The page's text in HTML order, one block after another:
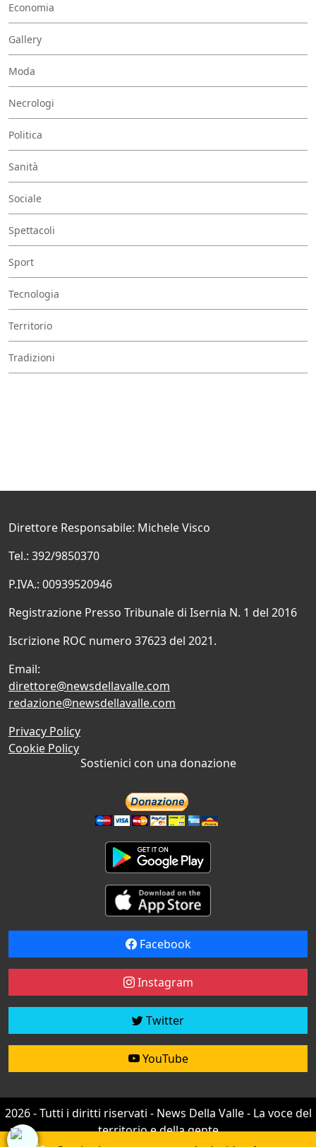
Economia
Gallery
Moda
Necrologi
Politica
Sanità
Sociale
Spettacoli
Sport
Tecnologia
Territorio
Tradizioni
Direttore Responsabile: Michele Visco
Tel.: 392/9850370
P.IVA.: 00939520946
Registrazione Presso Tribunale di Isernia N. 1 del 2016
Iscrizione ROC numero 37623 del 2021.
Email:
direttore@newsdellavalle.com
redazione@newsdellavalle.com
Privacy Policy
Cookie Policy
Sostienici con una donazione
Facebook
Instagram
Twitter
YouTube
2026 - Tutti i diritti riservati - News Della Valle - La voce del
territorio e della gente